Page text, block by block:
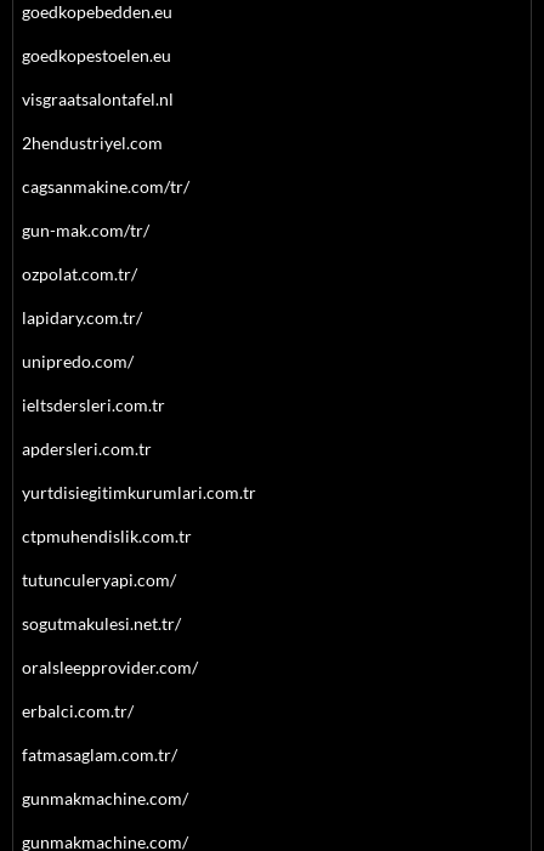
goedkopebedden.eu
goedkopestoelen.eu
visgraatsalontafel.nl
2hendustriyel.com
cagsanmakine.com/tr/
gun-mak.com/tr/
ozpolat.com.tr/
lapidary.com.tr/
unipredo.com/
ieltsdersleri.com.tr
apdersleri.com.tr
yurtdisiegitimkurumlari.com.tr
ctpmuhendislik.com.tr
tutunculeryapi.com/
sogutmakulesi.net.tr/
oralsleepprovider.com/
erbalci.com.tr/
fatmasaglam.com.tr/
gunmakmachine.com/
gunmakmachine.com/